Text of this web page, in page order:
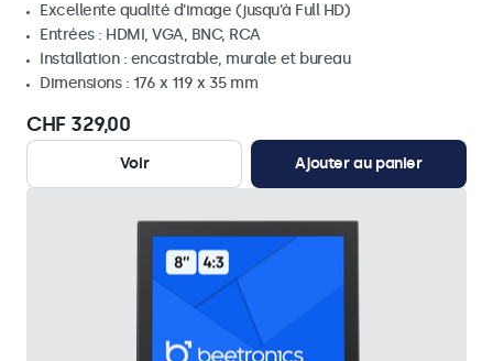
Excellente qualité d'image (jusqu'à Full HD)
Entrées : HDMI, VGA, BNC, RCA
Installation : encastrable, murale et bureau
Dimensions : 176 x 119 x 35 mm
CHF 329,00
Voir Ajouter au panier